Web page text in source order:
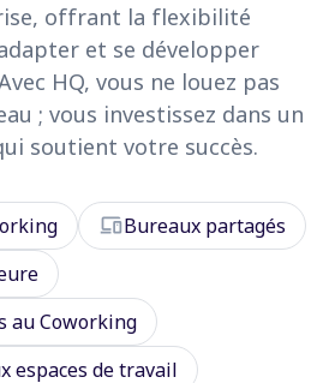
offrant la flexibilité
et se développer
HQ, vous ne louez pas
; vous investissez dans un
soutient votre succès.
devicesBureaux partagés
au Coworking
espaces de travail